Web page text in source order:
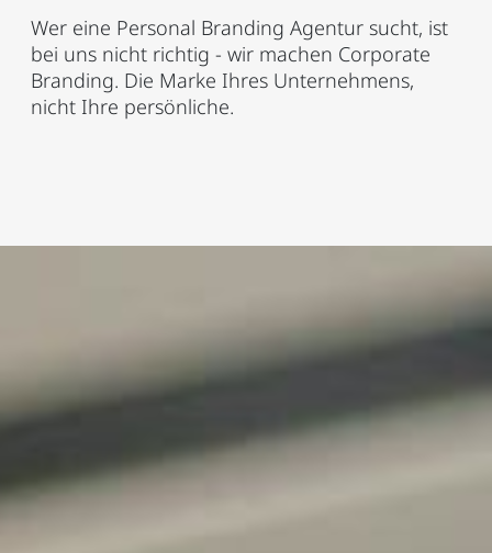
Wer eine Personal Branding Agentur sucht, ist
bei uns nicht richtig - wir machen Corporate
Branding. Die Marke Ihres Unternehmens,
nicht Ihre persönliche.